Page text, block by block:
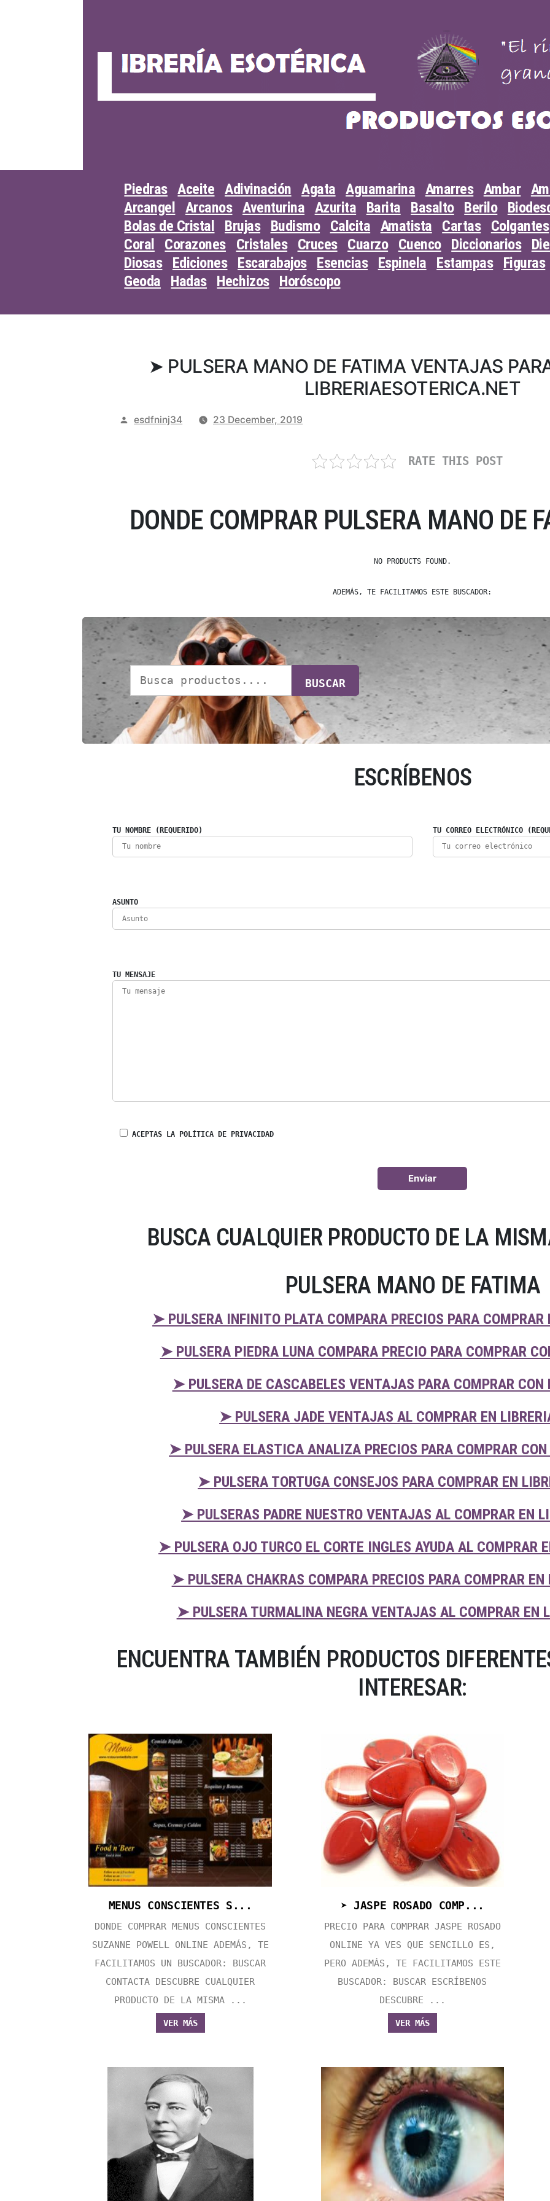
Piedras Aceite Adivinación Agata Aguamarina Amarres Ambar
Arcangel
Arcanos Aventurina Azurita Barita Basalto Berilo
Bolas de Cristal
Brujas Budismo Calcita Amatista Cartas Colgantes
Coral
Corazones Cristales Cruces Cuarzo Cuenco Diccionarios
Diosas
Ediciones Escarabajos Esencias Espinela Estampas Figuras
Geoda
Hadas Hechizos Horóscopo
➤ PULSERA MANO DE FATIMA VENTAJAS
LIBRERIAESOTERICA.NET
Posted
esdfninj34 23 December, 2019
RATE THIS POST
DONDE COMPRAR PULSERA MANO DE
NO PRODUCTS FOUND.
ADEMÁS, TE FACILITAMOS ESTE BUSCADOR:
BUSCAR
ESCRÍBENOS
TU NOMBRE (REQUERIDO) TU CORREO ELECTRÓNICO
ASUNTO
TU MENSAJE
ACEPTAS LA POLÍTICA DE PRIVACIDAD
BUSCA CUALQUIER PRODUCTO DE LA
PULSERA MANO DE FATIMA
➤ PULSERA INFINITO PLATA COMPARA PRECIOS PARA COMPRAR
➤ PULSERA PIEDRA LUNA COMPARA PRECIO PARA COMPRAR
➤ PULSERA DE CASCABELES VENTAJAS PARA COMPRAR CON
➤ PULSERA JADE VENTAJAS AL COMPRAR EN
➤ PULSERA ELASTICA ANALIZA PRECIOS PARA COMPRAR
➤ PULSERA TORTUGA CONSEJOS PARA COMPRAR EN
➤ PULSERAS PADRE NUESTRO VENTAJAS AL COMPRAR EN
➤ PULSERA OJO TURCO EL CORTE INGLES AYUDA AL COMPRAR
➤ PULSERA CHAKRAS COMPARA PRECIOS PARA COMPRAR
➤ PULSERA TURMALINA NEGRA VENTAJAS AL COMPRAR EN
ENCUENTRA TAMBIÉN PRODUCTOS
INTERESAR:
MENUS CONSCIENTES S...
DONDE COMPRAR MENUS CONSCIENTES
SUZANNE POWELL ONLINE ADEMÁS, TE
FACILITAMOS UN BUSCADOR: BUSCAR
CONTACTA DESCUBRE CUALQUIER
PRODUCTO DE LA MISMA ...
VER MÁS
➤ JASPE ROSADO COMP...
PRECIO PARA COMPRAR JASPE ROSADO
ONLINE YA VES QUE SENCILLO ES,
PERO ADEMÁS, TE FACILITAMOS ESTE
BUSCADOR: BUSCAR ESCRÍBENOS
DESCUBRE ...
VER MÁS